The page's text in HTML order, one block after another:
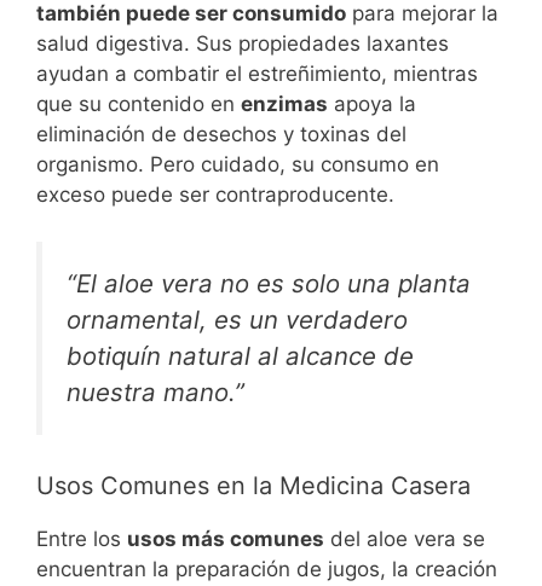
también puede ser consumido para mejorar la
salud digestiva. Sus propiedades laxantes
ayudan a combatir el estreñimiento, mientras
que su contenido en enzimas apoya la
eliminación de desechos y toxinas del
organismo. Pero cuidado, su consumo en
exceso puede ser contraproducente.
“El aloe vera no es solo una planta
ornamental, es un verdadero
botiquín natural al alcance de
nuestra mano.”
Usos Comunes en la Medicina Casera
Entre los usos más comunes del aloe vera se
encuentran la preparación de jugos, la creación